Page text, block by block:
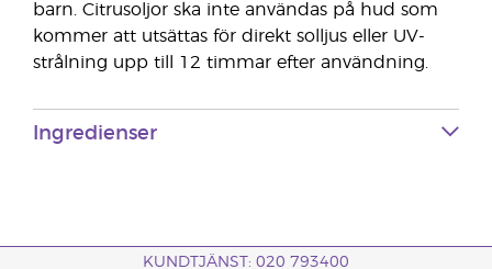
barn. Citrusoljor ska inte användas på hud som
kommer att utsättas för direkt solljus eller UV-
strålning upp till 12 timmar efter användning.
Ingredienser
KUNDTJÄNST: 020 793400